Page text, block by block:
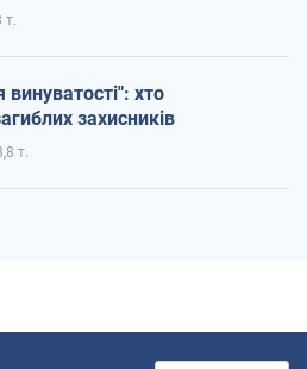
т.
хто
захисників
т.